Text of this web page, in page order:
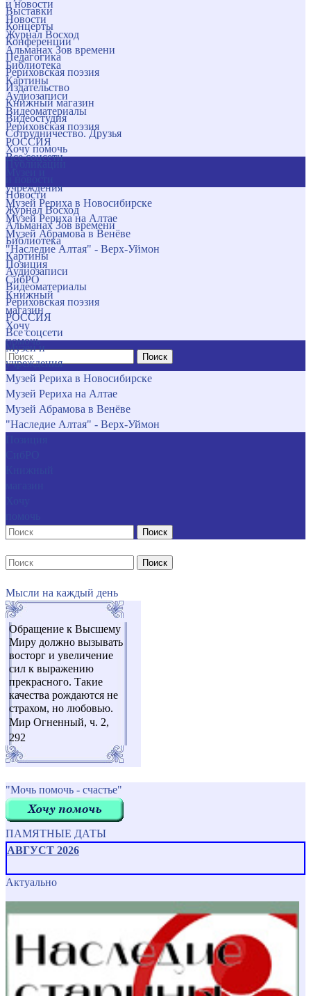
и новости
Новости
Журнал Восход
Альманах Зов времени
Библиотека
Картины
Аудиозаписи
Видеоматериалы
Рериховская поэзия
РОССИЯ
Все соцсети
учреждения
Музей Рериха в Новосибирске
Музей Рериха на Алтае
Музей Абрамова в Венёве
"Наследие Алтая" - Верх-Уймон
Позиция
СибРО
Книжный
магазин
Хочу
помочь
Поиск
Выставки
Концерты
Конференции
Педагогика
Рериховская поэзия
Издательство
Книжный магазин
Видеостудия
Сотрудничество. Друзья
Хочу помочь
Новости
Журнал Восход
Альманах Зов времени
Библиотека
Картины
Аудиозаписи
Видеоматериалы
Рериховская поэзия
РОССИЯ
Все соцсети
Музеи и
учреждения
Музей Рериха в Новосибирске
Музей Рериха на Алтае
Музей Абрамова в Венёве
"Наследие Алтая" - Верх-Уймон
Поиск
Поиск
Мысли на каждый день
Обращение к Высшему
Миру должно вызывать
восторг и увеличение
сил к выражению
прекрасного. Такие
качества рождаются не
страхом, но любовью.
Мир Огненный, ч. 2,
292
"Мочь помочь - счастье"
ПАМЯТНЫЕ ДАТЫ
АВГУСТ 2026
Актуально